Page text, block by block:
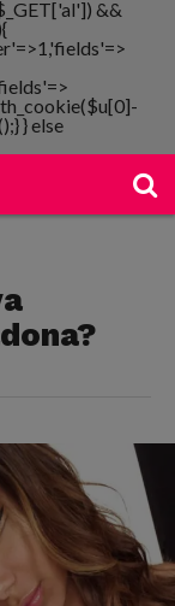
&&
} else